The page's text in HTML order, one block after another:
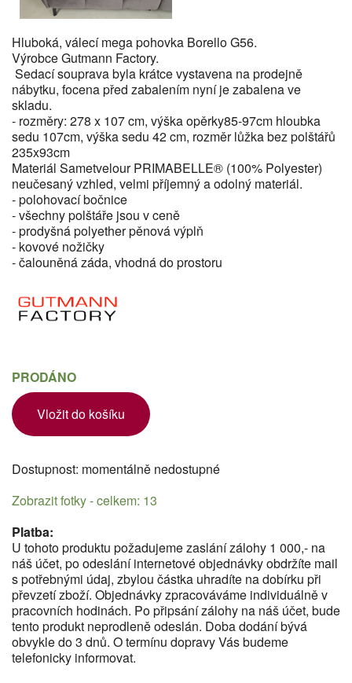
Hluboká, válecí mega pohovka Borello G56.
Výrobce Gutmann Factory.
Sedací souprava byla krátce vystavena na prodejně
nábytku, focena před zabalením nyní je zabalena ve
skladu.
- rozměry: 278 x 107 cm, výška opěrky85-97cm hloubka
sedu 107cm, výška sedu 42 cm, rozměr lůžka bez polštářů
235x93cm
Materiál Sametvelour PRIMABELLE® (100% Polyester)
neučesaný vzhled, velmi příjemný a odolný materiál.
- polohovací bočnice
- všechny polštáře jsou v ceně
- prodyšná polyether pěnová výplň
- kovové nožičky
- čalouněná záda, vhodná do prostoru
PRODÁNO
Vložit do košíku
Dostupnost: momentálně nedostupné
Zobrazit fotky - celkem: 13
Platba:
U tohoto produktu požadujeme zaslání zálohy 1 000,- na
náš účet, po odeslání internetové objednávky obdržíte mail
s potřebnými údaj, zbylou částka uhradíte na dobírku při
převzetí zboží. Objednávky zpracováváme individuálně v
pracovních hodinách. Po připsání zálohy na náš účet, bude
tento produkt neprodleně odeslán. Doba dodání bývá
obvykle do 3 dnů. O termínu dopravy Vás budeme
telefonicky informovat.